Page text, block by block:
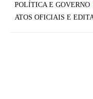
POLÍTICA E GOVERNO
ATOS OFICIAIS E